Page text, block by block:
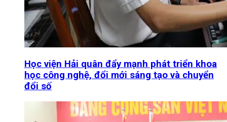
Học viện Hải quân đẩy mạnh phát triển khoa
học công nghệ, đổi mới sáng tạo và chuyển
đổi số